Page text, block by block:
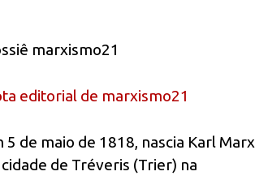
marxismo21
editorial de marxismo21
5 de maio de 1818, nascia Karl Marx
cidade de Tréveris (Trier) na